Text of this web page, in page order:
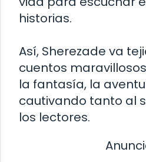
historias.
Así, Sherezade va
cuentos
la fantasía, la
cautivando tanto al
los lectores.